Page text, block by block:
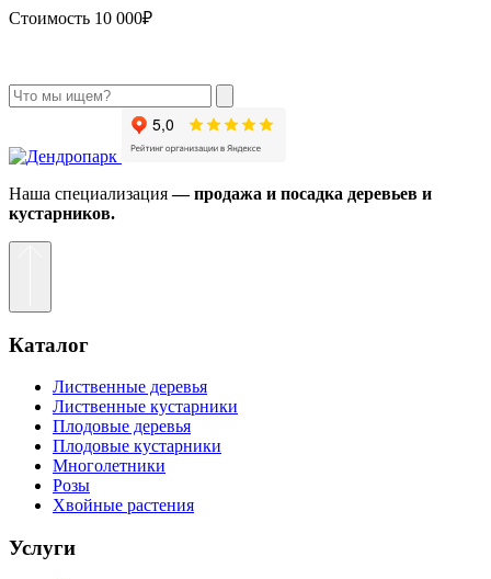
Стоимость 10 000₽
Наша специализация— продажа и посадка деревьев и
кустарников.
Каталог
Лиственные деревья
Лиственные кустарники
Плодовые деревья
Плодовые кустарники
Многолетники
Розы
Хвойные растения
Услуги